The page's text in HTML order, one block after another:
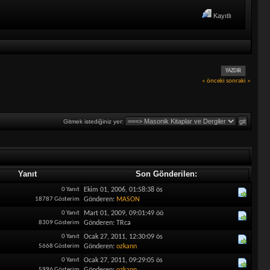
Kayıtlı
YAZDIR
« önceki sonraki »
Gitmek istediğiniz yer:
Yanıt Son Gönderilen:
0 Yanıt
18787 Gösterim
Ekim 01, 2006, 01:58:38 ös
Gönderen: MASON
0 Yanıt
8309 Gösterim
Mart 01, 2009, 09:01:49 öö
Gönderen: TRca
0 Yanıt
5668 Gösterim
Ocak 27, 2011, 12:30:09 ös
Gönderen:ozkann
0 Yanıt
Ocak 27, 2011, 09:29:05 ös